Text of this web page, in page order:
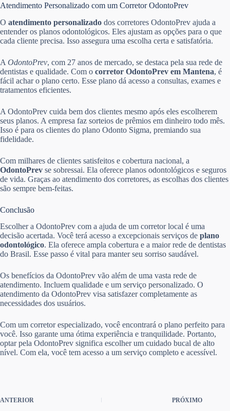
Atendimento Personalizado com um Corretor OdontoPrev
O atendimento personalizado dos corretores OdontoPrev ajuda a
entender os planos odontológicos. Eles ajustam as opções para o que
cada cliente precisa. Isso assegura uma escolha certa e satisfatória.
A OdontoPrev, com 27 anos de mercado, se destaca pela sua rede de
dentistas e qualidade. Com o corretor OdontoPrev em Mantena, é
fácil achar o plano certo. Esse plano dá acesso a consultas, exames e
tratamentos eficientes.
A OdontoPrev cuida bem dos clientes mesmo após eles escolherem
seus planos. A empresa faz sorteios de prêmios em dinheiro todo mês.
Isso é para os clientes do plano Odonto Sigma, premiando sua
fidelidade.
Com milhares de clientes satisfeitos e cobertura nacional, a
OdontoPrev se sobressai. Ela oferece planos odontológicos e seguros
de vida. Graças ao atendimento dos corretores, as escolhas dos clientes
são sempre bem-feitas.
Conclusão
Escolher a OdontoPrev com a ajuda de um corretor local é uma
decisão acertada. Você terá acesso a excepcionais serviços de plano
odontológico. Ela oferece ampla cobertura e a maior rede de dentistas
do Brasil. Esse passo é vital para manter seu sorriso saudável.
Os benefícios da OdontoPrev vão além de uma vasta rede de
atendimento. Incluem qualidade e um serviço personalizado. O
atendimento da OdontoPrev visa satisfazer completamente as
necessidades dos usuários.
Com um corretor especializado, você encontrará o plano perfeito para
você. Isso garante uma ótima experiência e tranquilidade. Portanto,
optar pela OdontoPrev significa escolher um cuidado bucal de alto
nível. Com ela, você tem acesso a um serviço completo e acessível.
ANTERIOR PRÓXIMO